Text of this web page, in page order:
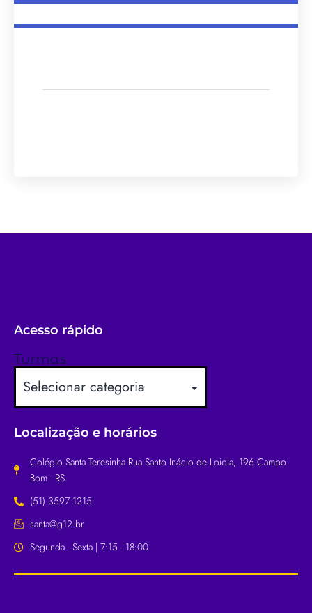
Acesso rápido
Turmas
Localização e horários
Colégio Santa Teresinha Rua Santo Inácio de Loiola, 196 Campo
Bom - RS
(51) 3597 1215
santa@g12.br
Segunda - Sexta | 7:15 - 18:00